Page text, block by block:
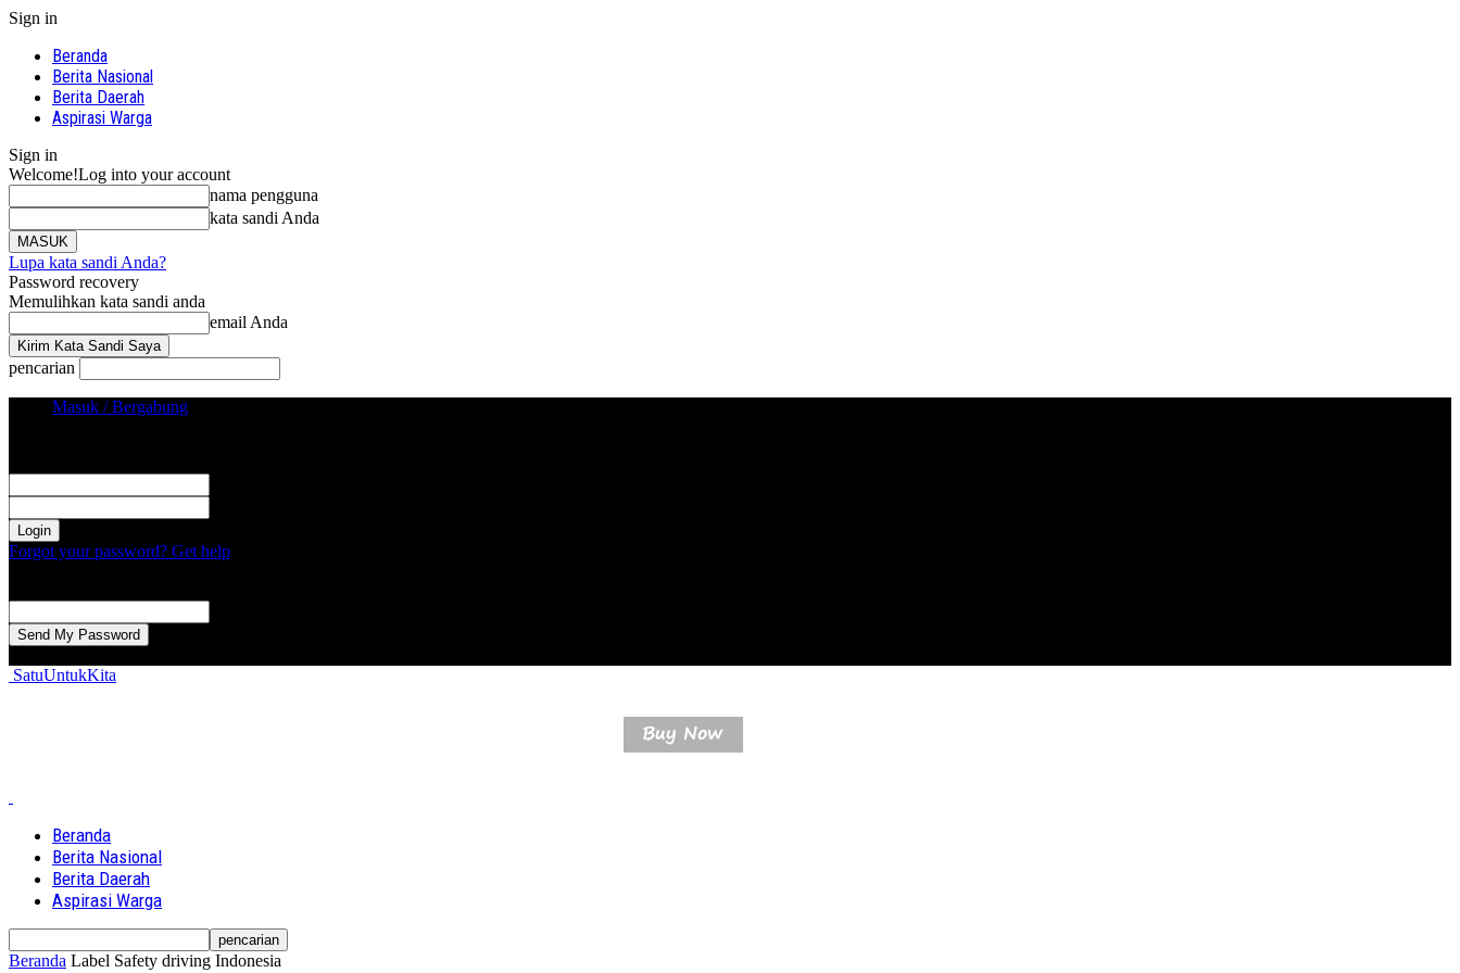
Sign in
Beranda
Berita Nasional
Berita Daerah
Aspirasi Warga
Sign in
Welcome!Log into your account
nama pengguna
kata sandi Anda
Lupa kata sandi Anda?
Password recovery
Memulihkan kata sandi anda
email Anda
pencarian
Masuk / Bergabung
Forgot your password? Get help
SatuUntukKita
Beranda
Berita Nasional
Berita Daerah
Aspirasi Warga
Beranda Label Safety driving Indonesia